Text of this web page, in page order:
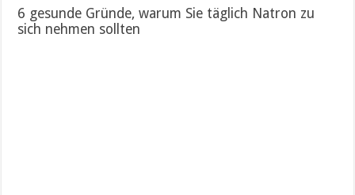
6 gesunde Gründe, warum Sie täglich Natron zu
sich nehmen sollten